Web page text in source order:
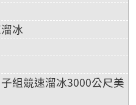
冰
組競速溜冰3000公尺美